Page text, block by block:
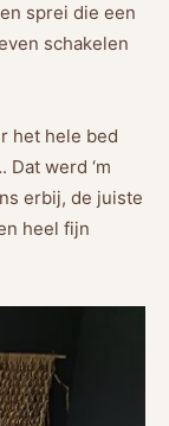
sprei die een
schakelen
het hele bed
werd ‘m
erbij, de juiste
heel fijn